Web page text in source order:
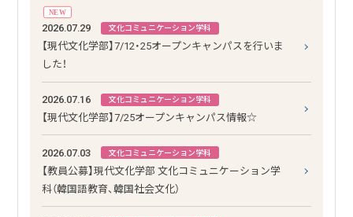
NEW
2026.07.29 文化コミュニケーション学科
【現代文化学部】7/12・25オープンキャンパスを行いま
した！
2026.07.16 文化コミュニケーション学科
【現代文化学部】7/25オープンキャンパス情報☆
2026.07.03 文化コミュニケーション学科
【教員公募】現代文化学部 文化コミュニケーション学
科（韓国語教育、韓国社会文化）